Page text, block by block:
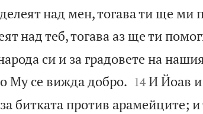
над мен, тогава ти ще ми
над теб, тогава аз ще ти
си и за градовете на
Му се вижда добро.
14 И Йоав и
битката против арамейците;